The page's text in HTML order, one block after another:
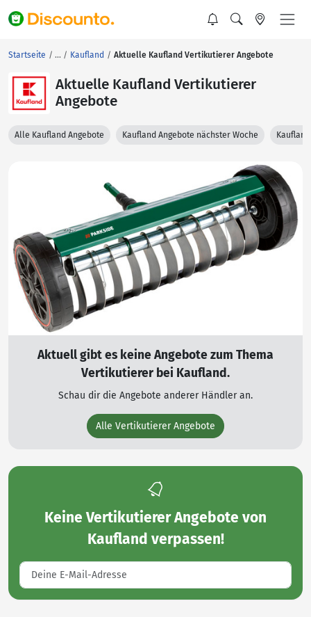
Startseite Kaufland Aktuelle Kaufland Vertikutierer Angebote
Aktuelle Kaufland Vertikutierer
Angebote
Alle Kaufland Angebote Kaufland Angebote nächster Woche
Aktuell gibt es keine Angebote zum Thema
Vertikutierer bei Kaufland.
Schau dir die Angebote anderer Händler an.
Alle Vertikutierer Angebote
Keine Vertikutierer Angebote von
Kaufland verpassen!